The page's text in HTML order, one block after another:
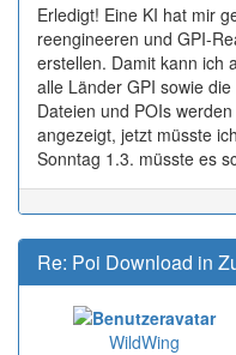
Erledigt! Eine KI hat mir
reengineeren und GPI-
erstellen. Damit kann ich
alle Länder GPI sowie
Dateien und POIs
angezeigt, jetzt müsste
Sonntag 1.3. müsste es
Re: Poi Download in
WildWingOnline